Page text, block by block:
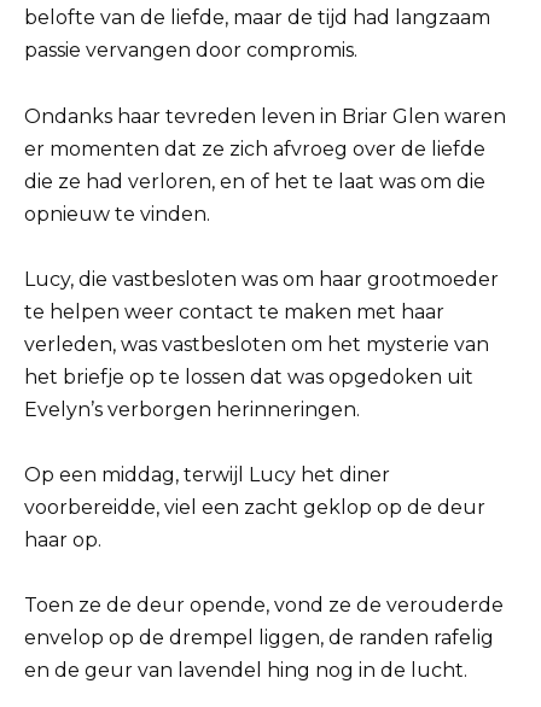
belofte van de liefde, maar de tijd had langzaam
passie vervangen door compromis.
Ondanks haar tevreden leven in Briar Glen waren
er momenten dat ze zich afvroeg over de liefde
die ze had verloren, en of het te laat was om die
opnieuw te vinden.
Lucy, die vastbesloten was om haar grootmoeder
te helpen weer contact te maken met haar
verleden, was vastbesloten om het mysterie van
het briefje op te lossen dat was opgedoken uit
Evelyn’s verborgen herinneringen.
Op een middag, terwijl Lucy het diner
voorbereidde, viel een zacht geklop op de deur
haar op.
Toen ze de deur opende, vond ze de verouderde
envelop op de drempel liggen, de randen rafelig
en de geur van lavendel hing nog in de lucht.